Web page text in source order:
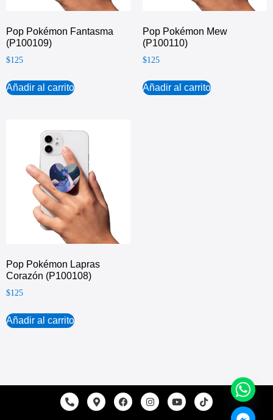
Pop Pokémon Fantasma
(P100109)
$125
Añadir al carrito
Pop Pokémon Mew
(P100110)
$125
Añadir al carrito
Pop Pokémon Lapras
Corazón (P100108)
$125
Añadir al carrito